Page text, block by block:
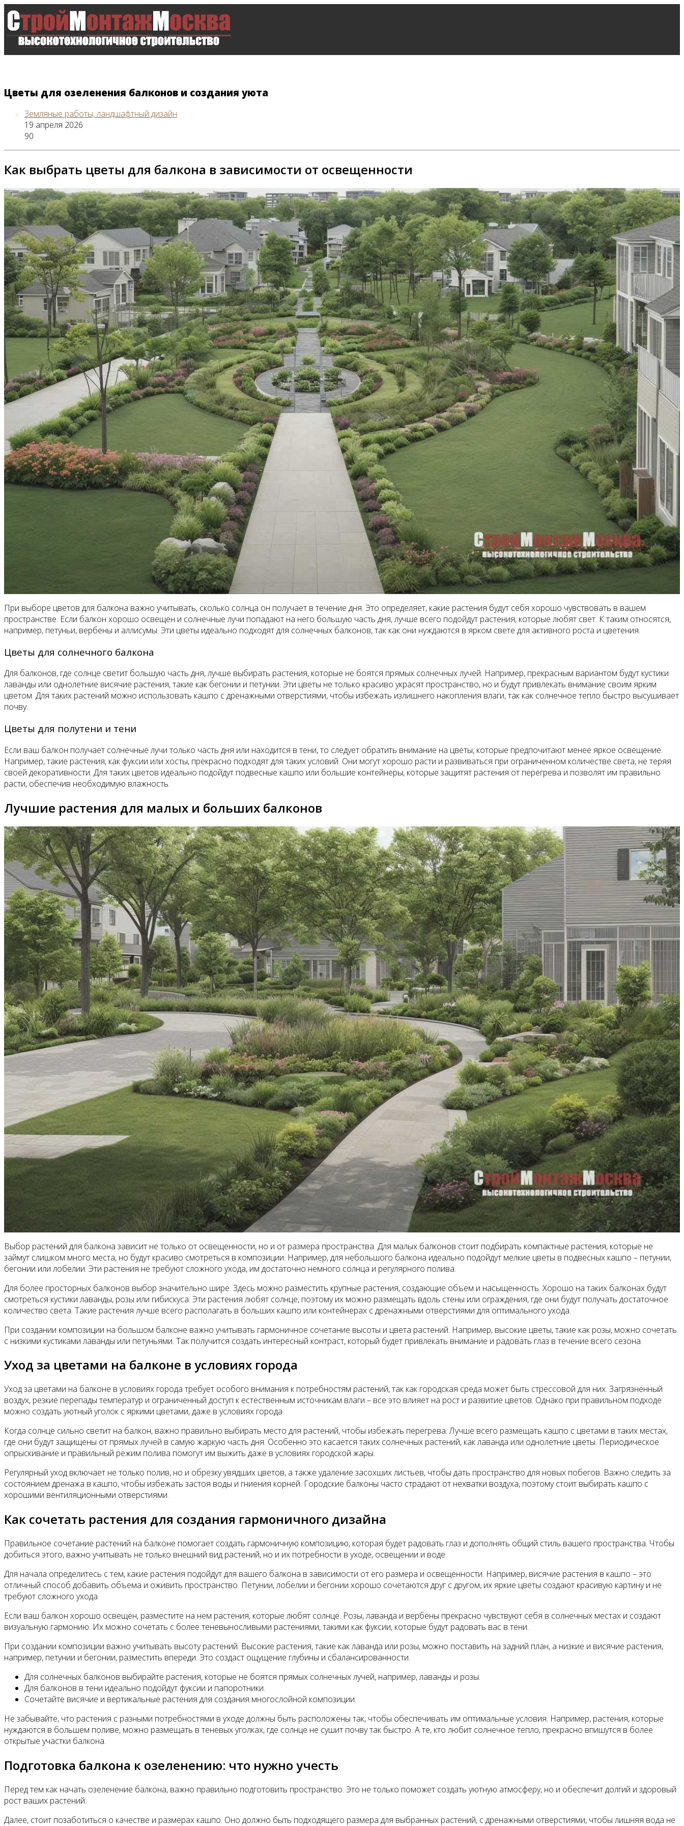
Главная
Все новости
Видео
Цветы для озеленения балконов и создания уюта
Земляные работы, ландшафтный дизайн
19 апреля 2026
90
Как выбрать цветы для балкона в зависимости от освещенности
При выборе цветов для балкона важно учитывать, сколько солнца он получает в течение дня. Это определяет, какие растения будут себя хорошо чувствовать в вашем
пространстве. Если балкон хорошо освещен и солнечные лучи попадают на него большую часть дня, лучше всего подойдут растения, которые любят свет. К таким относятся,
например, петуньи, вербены и аллисумы. Эти цветы идеально подходят для солнечных балконов, так как они нуждаются в ярком свете для активного роста и цветения.
Цветы для солнечного балкона
Для балконов, где солнце светит большую часть дня, лучше выбирать растения, которые не боятся прямых солнечных лучей. Например, прекрасным вариантом будут кустики
лаванды или однолетние висячие растения, такие как бегонии и петунии. Эти цветы не только красиво украсят пространство, но и будут привлекать внимание своим ярким
цветом. Для таких растений можно использовать кашпо с дренажными отверстиями, чтобы избежать излишнего накопления влаги, так как солнечное тепло быстро высушивает
почву.
Цветы для полутени и тени
Если ваш балкон получает солнечные лучи только часть дня или находится в тени, то следует обратить внимание на цветы, которые предпочитают менее яркое освещение.
Например, такие растения, как фуксии или хосты, прекрасно подходят для таких условий. Они могут хорошо расти и развиваться при ограниченном количестве света, не теряя
своей декоративности. Для таких цветов идеально подойдут подвесные кашпо или большие контейнеры, которые защитят растения от перегрева и позволят им правильно
расти, обеспечив необходимую влажность.
Лучшие растения для малых и больших балконов
Выбор растений для балкона зависит не только от освещенности, но и от размера пространства. Для малых балконов стоит подбирать компактные растения, которые не
займут слишком много места, но будут красиво смотреться в композиции. Например, для небольшого балкона идеально подойдут мелкие цветы в подвесных кашпо – петунии,
бегонии или лобелии. Эти растения не требуют сложного ухода, им достаточно немного солнца и регулярного полива.
Для более просторных балконов выбор значительно шире. Здесь можно разместить крупные растения, создающие объем и насыщенность. Хорошо на таких балконах будут
смотреться кустики лаванды, розы или гибискуса. Эти растения любят солнце, поэтому их можно размещать вдоль стены или ограждения, где они будут получать достаточное
количество света. Такие растения лучше всего располагать в больших кашпо или контейнерах с дренажными отверстиями для оптимального ухода.
При создании композиции на большом балконе важно учитывать гармоничное сочетание высоты и цвета растений. Например, высокие цветы, такие как розы, можно сочетать
с низкими кустиками лаванды или петуньями. Так получится создать интересный контраст, который будет привлекать внимание и радовать глаз в течение всего сезона.
Уход за цветами на балконе в условиях города
Уход за цветами на балконе в условиях города требует особого внимания к потребностям растений, так как городская среда может быть стрессовой для них. Загрязнённый
воздух, резкие перепады температур и ограниченный доступ к естественным источникам влаги – все это влияет на рост и развитие цветов. Однако при правильном подходе
можно создать уютный уголок с яркими цветами, даже в условиях города.
Когда солнце сильно светит на балкон, важно правильно выбирать место для растений, чтобы избежать перегрева. Лучше всего размещать кашпо с цветами в таких местах,
где они будут защищены от прямых лучей в самую жаркую часть дня. Особенно это касается таких солнечных растений, как лаванда или однолетние цветы. Периодическое
опрыскивание и правильный режим полива помогут им выжить даже в условиях городской жары.
Регулярный уход включает не только полив, но и обрезку увядших цветов, а также удаление засохших листьев, чтобы дать пространство для новых побегов. Важно следить за
состоянием дренажа в кашпо, чтобы избежать застоя воды и гниения корней. Городские балконы часто страдают от нехватки воздуха, поэтому стоит выбирать кашпо с
хорошими вентиляционными отверстиями.
Как сочетать растения для создания гармоничного дизайна
Правильное сочетание растений на балконе помогает создать гармоничную композицию, которая будет радовать глаз и дополнять общий стиль вашего пространства. Чтобы
добиться этого, важно учитывать не только внешний вид растений, но и их потребности в уходе, освещении и воде.
Для начала определитесь с тем, какие растения подойдут для вашего балкона в зависимости от его размера и освещенности. Например, висячие растения в кашпо – это
отличный способ добавить объема и оживить пространство. Петунии, лобелии и бегонии хорошо сочетаются друг с другом, их яркие цветы создают красивую картину и не
требуют сложного ухода.
Если ваш балкон хорошо освещён, разместите на нем растения, которые любят солнце. Розы, лаванда и вербены прекрасно чувствуют себя в солнечных местах и создают
визуальную гармонию. Их можно сочетать с более теневыносливыми растениями, такими как фуксии, которые будут радовать вас в тени.
При создании композиции важно учитывать высоту растений. Высокие растения, такие как лаванда или розы, можно поставить на задний план, а низкие и висячие растения,
например, петунии и бегонии, разместить впереди. Это создаст ощущение глубины и сбалансированности.
Для солнечных балконов выбирайте растения, которые не боятся прямых солнечных лучей, например, лаванды и розы.
Для балконов в тени идеально подойдут фуксии и папоротники.
Сочетайте висячие и вертикальные растения для создания многослойной композиции.
Не забывайте, что растения с разными потребностями в уходе должны быть расположены так, чтобы обеспечивать им оптимальные условия. Например, растения, которые
нуждаются в большем поливе, можно размещать в теневых уголках, где солнце не сушит почву так быстро. А те, кто любит солнечное тепло, прекрасно впишутся в более
открытые участки балкона.
Подготовка балкона к озеленению: что нужно учесть
Перед тем как начать озеленение балкона, важно правильно подготовить пространство. Это не только поможет создать уютную атмосферу, но и обеспечит долгий и здоровый
рост ваших растений.
Далее, стоит позаботиться о качестве и размерах кашпо. Оно должно быть подходящего размера для выбранных растений, с дренажными отверстиями, чтобы лишняя вода не